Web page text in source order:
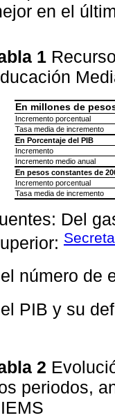
en el
1
En millones de
Incremento porcentual
Tasa media de incremento
En Porcentaje del PIB
Incremento
Incremento medio anual
En pesos constantes de
Incremento porcentual
Tasa media de incremento
Del
número de
PIB y su
2
periodos,